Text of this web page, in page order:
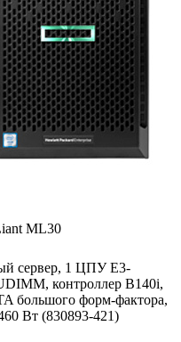
ML30
сервер, 1 ЦПУ E3-
контроллер B140i,
большого форм-фактора,
Вт (830893-421)